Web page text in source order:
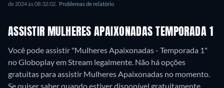
de 2024 às 08:32:02.
Problemas de relatório
ASSISTIR MULHERES APAIXONADAS TEMPORADA 1
Você pode assistir "Mulheres Apaixonadas - Temporada 1"
no Globoplay em Stream legalmente. Não há opções
gratuitas para assistir Mulheres Apaixonadas no momento.
Se quiser saber quando estiver disponível gratuitamente,